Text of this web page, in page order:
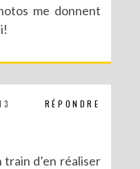
me donnent
RÉPONDRE
train d’en réaliser